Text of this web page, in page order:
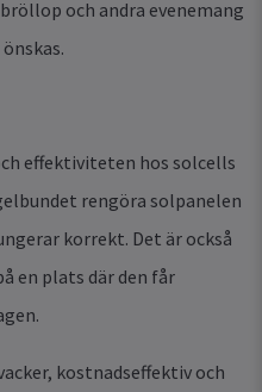
och andra evenemang
effektiviteten hos solcells
rengöra solpanelen
korrekt. Det är också
en plats där den får
kostnadseffektiv och